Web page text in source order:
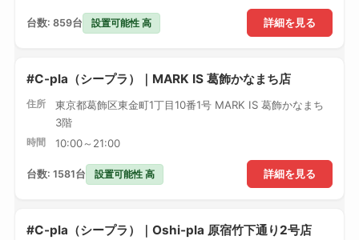
詳細を見る
台数: 859台 設置可能性 高
#C-pla（シープラ）｜MARK IS 葛飾かなまち店
住所
東京都葛飾区東金町1丁目10番1号 MARK IS 葛飾かなまち
3階
時間 10:00～21:00
詳細を見る
台数: 1581台 設置可能性 高
#C-pla（シープラ）｜Oshi-pla 原宿竹下通り2号店